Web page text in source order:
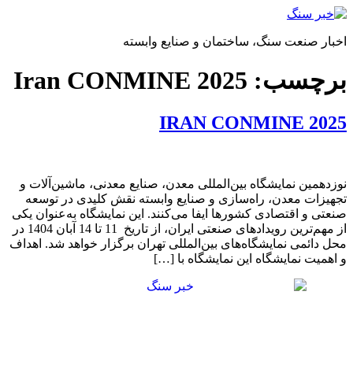
پرش
محتوا
اخبار صنعت سنگ، ساختمان و صنایع وابسته
برچسب: Iran CONMINE 2025
IRAN CONMINE 2025
نوزدهمین نمایشگاه بین‌المللی معدن، صنایع معدنی، ماشین‌آلات و
تجهیزات معدن، راه‌سازی و صنایع وابسته نقش کلیدی در توسعه
صنعتی و اقتصادی کشورها ایفا می‌کنند. این نمایشگاه به‌عنوان یکی
از مهم‌ترین رویدادهای صنعتی ایران، از تاریخ 11 تا 14 آبان 1404 در
محل دائمی نمایشگاه‌های بین‌المللی تهران برگزار خواهد شد. اهداف
و اهمیت نمایشگاه این نمایشگاه با […]